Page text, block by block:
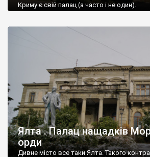
Криму є свій палац (а часто і не один).
Ялта . Палац нащадків
орди
Дивне місто все таки Ялта. Такого